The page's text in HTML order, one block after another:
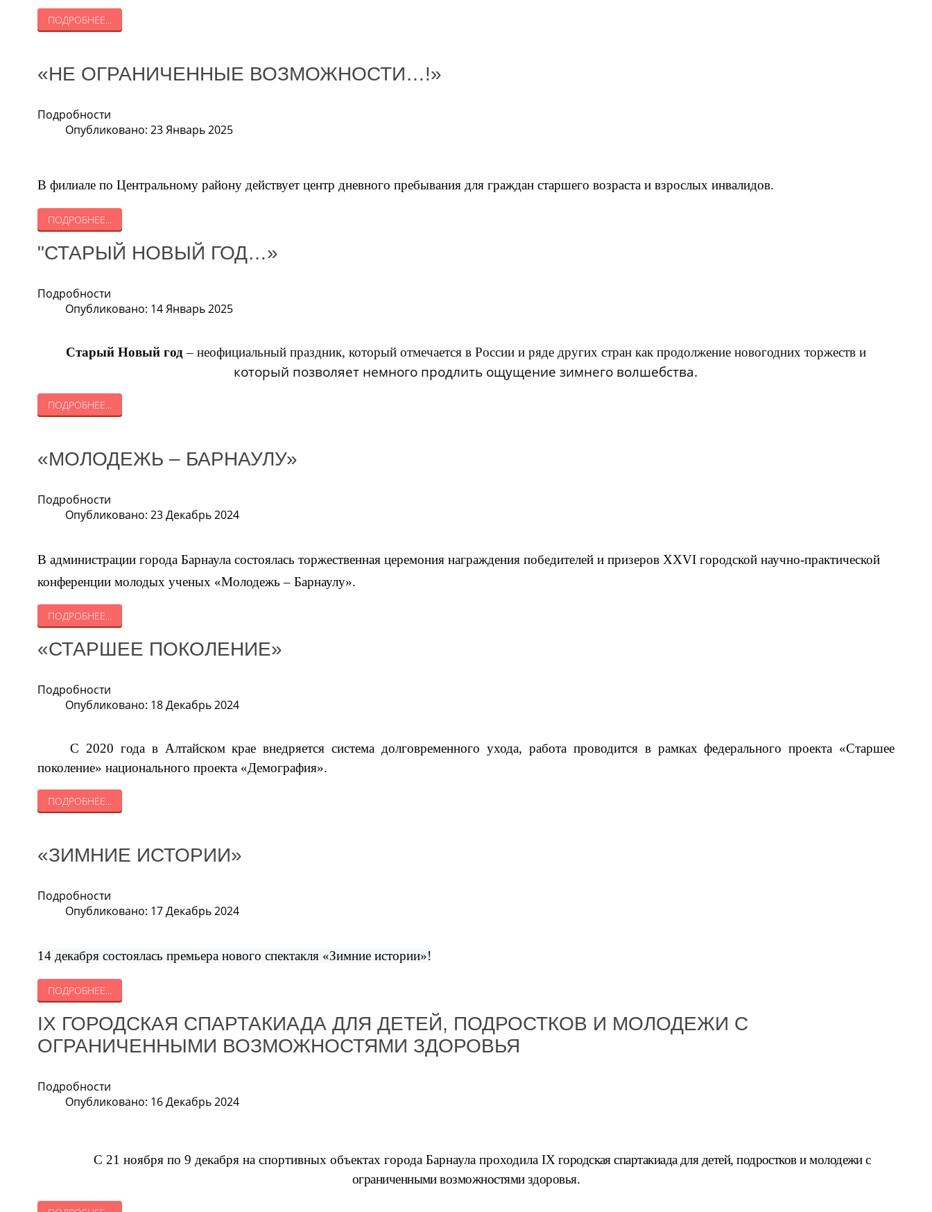
ПОДРОБНЕЕ...
«НЕ ОГРАНИЧЕННЫЕ ВОЗМОЖНОСТИ…!»
Подробности
Опубликовано: 23 Январь 2025
В филиале по Центральному району действует центр дневного пребывания для граждан старшего возраста и взрослых инвалидов.
ПОДРОБНЕЕ...
"СТАРЫЙ НОВЫЙ ГОД…»
Подробности
Опубликовано: 14 Январь 2025
Старый Новый год– неофициальный праздник, который отмечается в России и ряде других стран как продолжение новогодних торжеств и
который позволяет немного продлить ощущение зимнего волшебства.
ПОДРОБНЕЕ...
«МОЛОДЕЖЬ – БАРНАУЛУ»
Подробности
Опубликовано: 23 Декабрь 2024
В администрации города Барнаула состоялась торжественная церемония награждения победителей и призеров XXVI городской научно-практической
конференции молодых ученых «Молодежь – Барнаулу».
ПОДРОБНЕЕ...
«СТАРШЕЕ ПОКОЛЕНИЕ»
Подробности
Опубликовано: 18 Декабрь 2024
С 2020 года в Алтайском крае внедряется система долговременного ухода, работа проводится в рамках федерального проекта «Старшее
поколение» национального проекта «Демография».
ПОДРОБНЕЕ...
«ЗИМНИЕ ИСТОРИИ»
Подробности
Опубликовано: 17 Декабрь 2024
14 декабря состоялась премьера нового спектакля «Зимние истории»!
ПОДРОБНЕЕ...
IX ГОРОДСКАЯ СПАРТАКИАДА ДЛЯ ДЕТЕЙ, ПОДРОСТКОВ И МОЛОДЕЖИ С
ОГРАНИЧЕННЫМИ ВОЗМОЖНОСТЯМИ ЗДОРОВЬЯ
Подробности
Опубликовано: 16 Декабрь 2024
С 21 ноября по 9 декабря на спортивных объектах города Барнаула проходилаIX городская спартакиада для детей, подростков и молодежи с
ограниченными возможностями здоровья.